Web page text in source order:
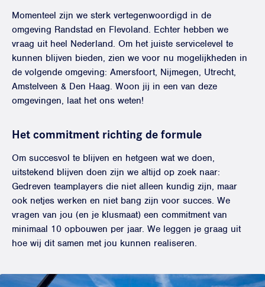
Momenteel zijn we sterk vertegenwoordigd in de
omgeving Randstad en Flevoland. Echter hebben we
vraag uit heel Nederland. Om het juiste servicelevel te
kunnen blijven bieden, zien we voor nu mogelijkheden in
de volgende omgeving: Amersfoort, Nijmegen, Utrecht,
Amstelveen & Den Haag. Woon jij in een van deze
omgevingen, laat het ons weten!
Het commitment richting de formule
Om succesvol te blijven en hetgeen wat we doen,
uitstekend blijven doen zijn we altijd op zoek naar:
Gedreven teamplayers die niet alleen kundig zijn, maar
ook netjes werken en niet bang zijn voor succes. We
vragen van jou (en je klusmaat) een commitment van
minimaal 10 opbouwen per jaar. We leggen je graag uit
hoe wij dit samen met jou kunnen realiseren.